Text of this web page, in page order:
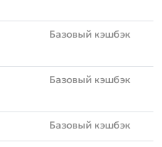
Базовый кэшбэк
Базовый кэшбэк
Базовый кэшбэк